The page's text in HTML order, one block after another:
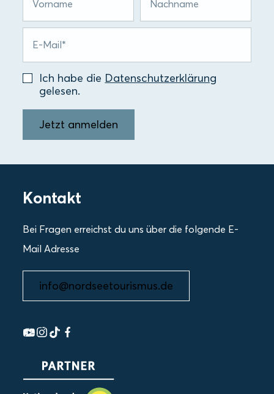
Ich habe die Datenschutzerklärung
gelesen.
Jetzt anmelden
Kontakt
Bei Fragen erreichst du uns über die folgende E-
Mail Adresse
info@nordseetourismus.de